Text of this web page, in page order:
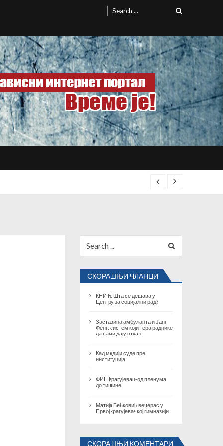
for:
for:
СКОРАШЊИ ЧЛАНЦИ
КНИЋ: Шта се дешава у
Центру за социјални рад?
Заставина амбуланта и Јанг
Фенг: систем који тера раднике
да сами дају отказ
Кад медији суде пре
институција
ФИН Крагујевац-од пленума
до тишине
Матија Бећковић вечерас у
Првој крагујевачкој гимназији
СКОРАШЊИ КОМЕНТАРИ